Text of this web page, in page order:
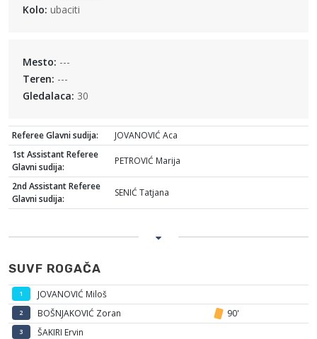
Kolo: ubaciti
Mesto: ---
Teren: ---
Gledalaca: 30
Referee Glavni sudija:
JOVANOVIĆ Aca
1st Assistant Referee
Glavni sudija:
PETROVIĆ Marija
2nd Assistant Referee
Glavni sudija:
SENIĆ Tatjana
SUVF ROGAČA
1 JOVANOVIĆ Miloš
2 BOŠNJAKOVIĆ Zoran 90'
3 ŠAKIRI Ervin